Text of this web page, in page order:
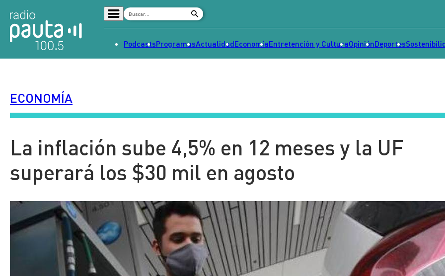
Señal 2
Tendencias
Contenido Patrocinado
PodcastsProgramasActualidadEconomíaEntretención y CulturaOpiniónDeportes
ECONOMÍA
La inflación sube 4,5% en 12 meses y la UF
superará los $30 mil en agosto